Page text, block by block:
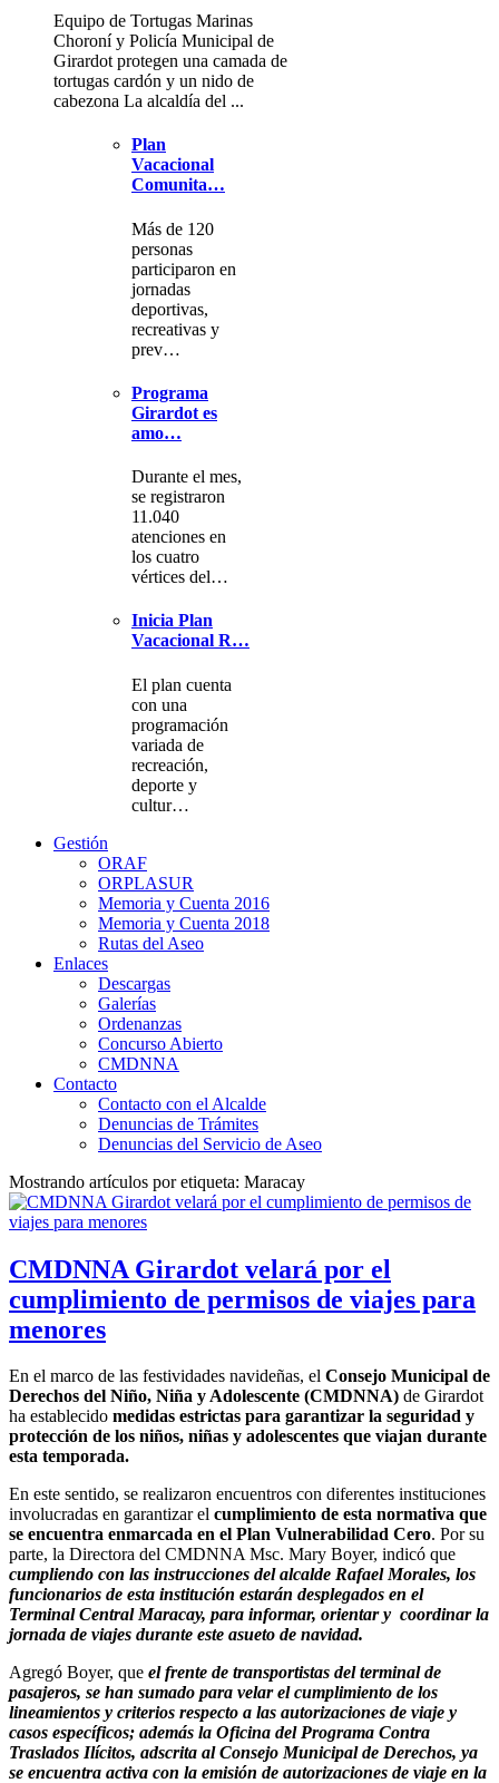
Equipo de Tortugas Marinas
Choroní y Policía Municipal de
Girardot protegen una camada de
tortugas cardón y un nido de
cabezona La alcaldía del ...
Plan
Vacacional
Comunita…
Más de 120
personas
participaron en
jornadas
deportivas,
recreativas y
prev…
Programa
Girardot es
amo…
Durante el mes,
se registraron
11.040
atenciones en
los cuatro
vértices del…
Inicia Plan
Vacacional R…
El plan cuenta
con una
programación
variada de
recreación,
deporte y
cultur…
Gestión
ORAF
ORPLASUR
Memoria y Cuenta 2016
Memoria y Cuenta 2018
Rutas del Aseo
Enlaces
Descargas
Galerías
Ordenanzas
Concurso Abierto
CMDNNA
Contacto
Contacto con el Alcalde
Denuncias de Trámites
Denuncias del Servicio de Aseo
Mostrando artículos por etiqueta: Maracay
CMDNNA Girardot velará por el
cumplimiento de permisos de viajes para
menores
En el marco de las festividades navideñas, el Consejo Municipal de
Derechos del Niño, Niña y Adolescente (CMDNNA) de Girardot
ha establecido medidas estrictas para garantizar la seguridad y
protección de los niños, niñas y adolescentes que viajan durante
esta temporada.
En este sentido, se realizaron encuentros con diferentes instituciones
involucradas en garantizar el cumplimiento de esta normativa que
se encuentra enmarcada en el Plan Vulnerabilidad Cero. Por su
parte, la Directora del CMDNNA Msc. Mary Boyer, indicó que
cumpliendo con las instrucciones del alcalde Rafael Morales, los
funcionarios de esta institución estarán desplegados en el
Terminal Central Maracay, para informar, orientar y coordinar la
jornada de viajes durante este asueto de navidad.
Agregó Boyer, que el frente de transportistas del terminal de
pasajeros, se han sumado para velar el cumplimiento de los
lineamientos y criterios respecto a las autorizaciones de viaje y
casos específicos; además la Oficina del Programa Contra
Traslados Ilícitos, adscrita al Consejo Municipal de Derechos, ya
se encuentra activa con la emisión de autorizaciones de viaje en la